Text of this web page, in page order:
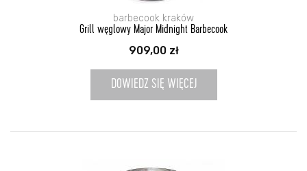
barbecook kraków
Grill węglowy Major Midnight Barbecook
909,00 zł
DOWIEDZ SIĘ WIĘCEJ